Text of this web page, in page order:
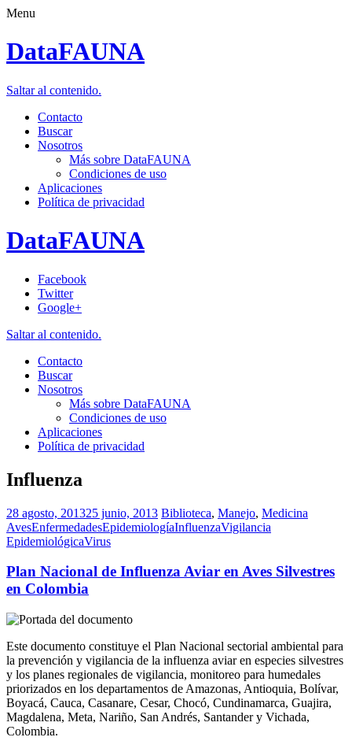
Menu
DataFAUNA
Saltar al contenido.
Contacto
Buscar
Nosotros
Más sobre DataFAUNA
Condiciones de uso
Aplicaciones
Política de privacidad
DataFAUNA
Facebook
Twitter
Google+
Saltar al contenido.
Contacto
Buscar
Nosotros
Más sobre DataFAUNA
Condiciones de uso
Aplicaciones
Política de privacidad
Influenza
28 agosto, 201325 junio, 2013 Biblioteca, Manejo, Medicina
AvesEnfermedadesEpidemiologíaInfluenzaVigilancia
EpidemiológicaVirus
Plan Nacional de Influenza Aviar en Aves Silvestres
en Colombia
Este documento constituye el Plan Nacional sectorial ambiental para
la prevención y vigilancia de la influenza aviar en especies silvestres
y los planes regionales de vigilancia, monitoreo para humedales
priorizados en los departamentos de Amazonas, Antioquia, Bolívar,
Boyacá, Cauca, Casanare, Cesar, Chocó, Cundinamarca, Guajira,
Magdalena, Meta, Nariño, San Andrés, Santander y Vichada,
Colombia.